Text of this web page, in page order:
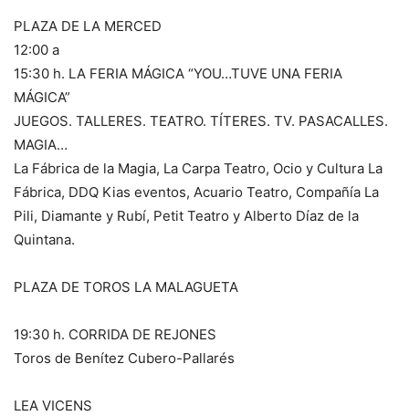
PLAZA DE LA MERCED
12:00 a
15:30 h. LA FERIA MÁGICA “YOU…TUVE UNA FERIA
MÁGICA”
JUEGOS. TALLERES. TEATRO. TÍTERES. TV. PASACALLES.
MAGIA…
La Fábrica de la Magia, La Carpa Teatro, Ocio y Cultura La
Fábrica, DDQ Kias eventos, Acuario Teatro, Compañía La
Pili, Diamante y Rubí, Petit Teatro y Alberto Díaz de la
Quintana.
PLAZA DE TOROS LA MALAGUETA
19:30 h. CORRIDA DE REJONES
Toros de Benítez Cubero-Pallarés
LEA VICENS